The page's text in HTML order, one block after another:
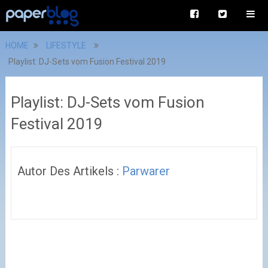
HOME
LIFESTYLE
Playlist: DJ-Sets vom Fusion Festival 2019
Playlist: DJ-Sets vom Fusion
Festival 2019
Autor Des Artikels : Parwarer